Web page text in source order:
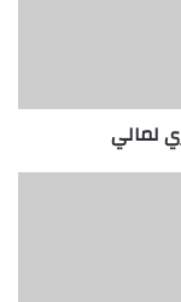
لمالي